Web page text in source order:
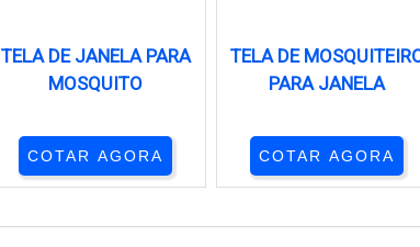
TELA DE JANELA PARA
MOSQUITO
COTAR AGORA
TELA DE
PARA JANELA
COTAR AGORA